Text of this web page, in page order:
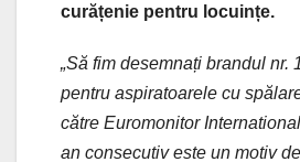
curățenie pentru locuințe.
„Să fim desemnați brandul nr.
pentru aspiratoarele cu
către Euromonitor
an consecutiv este un motiv